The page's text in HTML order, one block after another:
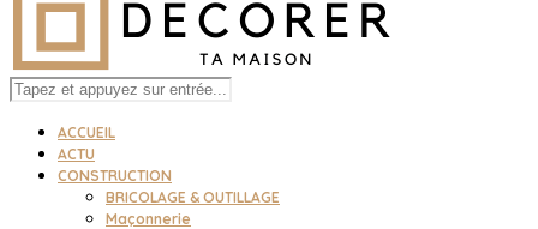
ACCUEIL
ACTU
CONSTRUCTION
BRICOLAGE & OUTILLAGE
Maçonnerie